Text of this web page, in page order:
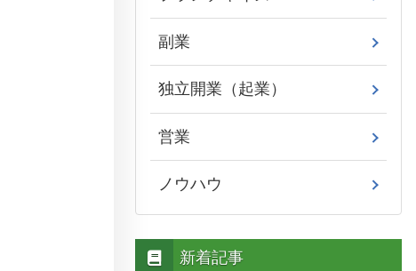
副業
独立開業（起業）
営業
ノウハウ
新着記事